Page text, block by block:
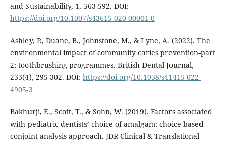
and Sustainability, 1, 563-592. DOI:
https://doi.org/10.1007/s43615-020-00001-0
Ashley, P., Duane, B., Johnstone, M., & Lyne, A. (2022). The
environmental impact of community caries prevention-part
2: toothbrushing programmes. British Dental Journal,
233(4), 295-302. DOI: https://doi.org/10.1038/s41415-022-
4905-3
Bakhurji, E., Scott, T., & Sohn, W. (2019). Factors associated
with pediatric dentists’ choice of amalgam: choice-based
conjoint analysis approach. JDR Clinical & Translational